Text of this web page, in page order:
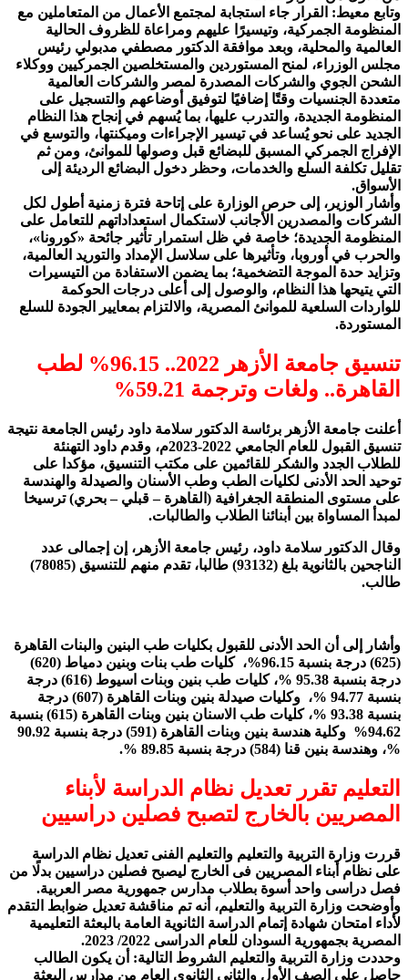
وتابع معيط: القرار جاء استجابة لمجتمع الأعمال من المتعاملين مع
المنظومة الجمركية، وتيسيرًا عليهم ومراعاة للظروف الحالية
العالمية والمحلية، وبعد موافقة الدكتور مصطفي مدبولي رئيس
مجلس الوزراء، لمنح المستوردين والمستخلصين الجمركيين ووكلاء
الشحن الجوي والشركات المصدرة لمصر والشركات العالمية
متعددة الجنسيات وقتًا إضافيًا لتوفيق أوضاعهم والتسجيل على
المنظومة الجديدة، والتدرب عليها، بما يُسهم في إنجاح هذا النظام
الجديد على نحو يُساعد في تيسير الإجراءات وميكنتها، والتوسع في
الإفراج الجمركي المسبق للبضائع قبل وصولها للموانئ، ومن ثم
تقليل تكلفة السلع والخدمات، وحظر دخول البضائع الرديئة إلى
الأسواق.
وأشار الوزير، إلى حرص الوزارة على إتاحة فترة زمنية أطول لكل
الشركات والمصدرين الأجانب لاستكمال استعداداتهم للتعامل على
المنظومة الجديدة؛ خاصة في ظل استمرار تأثير جائحة «كورونا»،
والحرب في أوروبا، وتأثيرها على سلاسل الإمداد والتوريد العالمية،
وتزايد حدة الموجة التضخمية؛ بما يضمن الاستفادة من التيسيرات
التي يتيحها هذا النظام، والوصول إلى أعلى درجات الحوكمة
للواردات السلعية للموانئ المصرية، والالتزام بمعايير الجودة للسلع
المستوردة.
تنسيق جامعة الأزهر 2022.. 96.15% لطب
القاهرة.. ولغات وترجمة 59.21%
أعلنت جامعة الأزهر برئاسة الدكتور سلامة داود رئيس الجامعة نتيجة
تنسيق القبول للعام الجامعي 2022-2023م، وقدم داود التهنئة
للطلاب الجدد والشكر للقائمين على مكتب التنسيق، مؤكدا على
توحيد الحد الأدنى لكليات الطب وطب الأسنان والصيدلة والهندسة
على مستوى المنطقة الجغرافية (القاهرة – قبلي – بحري) ترسيخا
لمبدأ المساواة بين أبنائنا الطلاب والطالبات.
وقال الدكتور سلامة داود، رئيس جامعة الأزهر، إن إجمالى عدد
الناجحين بالثانوية بلغ (93132) طالبا، تقدم منهم للتنسيق (78085)
طالب.
وأشار إلى أن الحد الأدنى للقبول بكليات طب البنين والبنات القاهرة
(625) درجة بنسبة 96.15%، كليات طب بنات وبنين دمياط (620)
درجة بنسبة 95.38 %، كليات طب بنين وبنات اسيوط (616) درجة
بنسبة 94.77 %، وكليات صيدلة بنين وبنات القاهرة (607) درجة
بنسبة 93.38 %، كليات طب الاسنان بنين وبنات القاهرة (615) بنسبة
94.62% وكلية هندسة بنين وبنات القاهرة (591) درجة بنسبة 90.92
%، وهندسة بنين قنا (584) درجة بنسبة 89.85 %.
التعليم تقرر تعديل نظام الدراسة لأبناء
المصريين بالخارج لتصبح فصلين دراسيين
قررت وزارة التربية والتعليم والتعليم الفنى تعديل نظام الدراسة
على نظام أبناء المصريين فى الخارج ليصبح فصلين دراسيين بدلًا من
فصل دراسى واحد أسوة بطلاب مدارس جمهورية مصر العربية.
وأوضحت وزارة التربية والتعليم، أنه تم مناقشة تعديل ضوابط التقدم
لأداء امتحان شهادة إتمام الدراسة الثانوية العامة بالبعثة التعليمية
المصرية بجمهورية السودان للعام الدراسى 2022/ 2023.
وحددت وزارة التربية والتعليم الشروط التالية: أن يكون الطالب
حاصل على الصف الأول والثانى الثانوى العام من مدارس البعثة